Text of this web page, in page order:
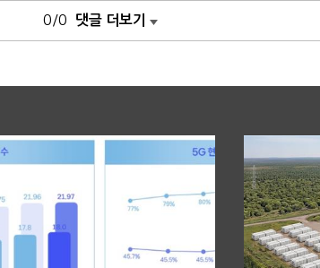
0/0 댓글 더보기